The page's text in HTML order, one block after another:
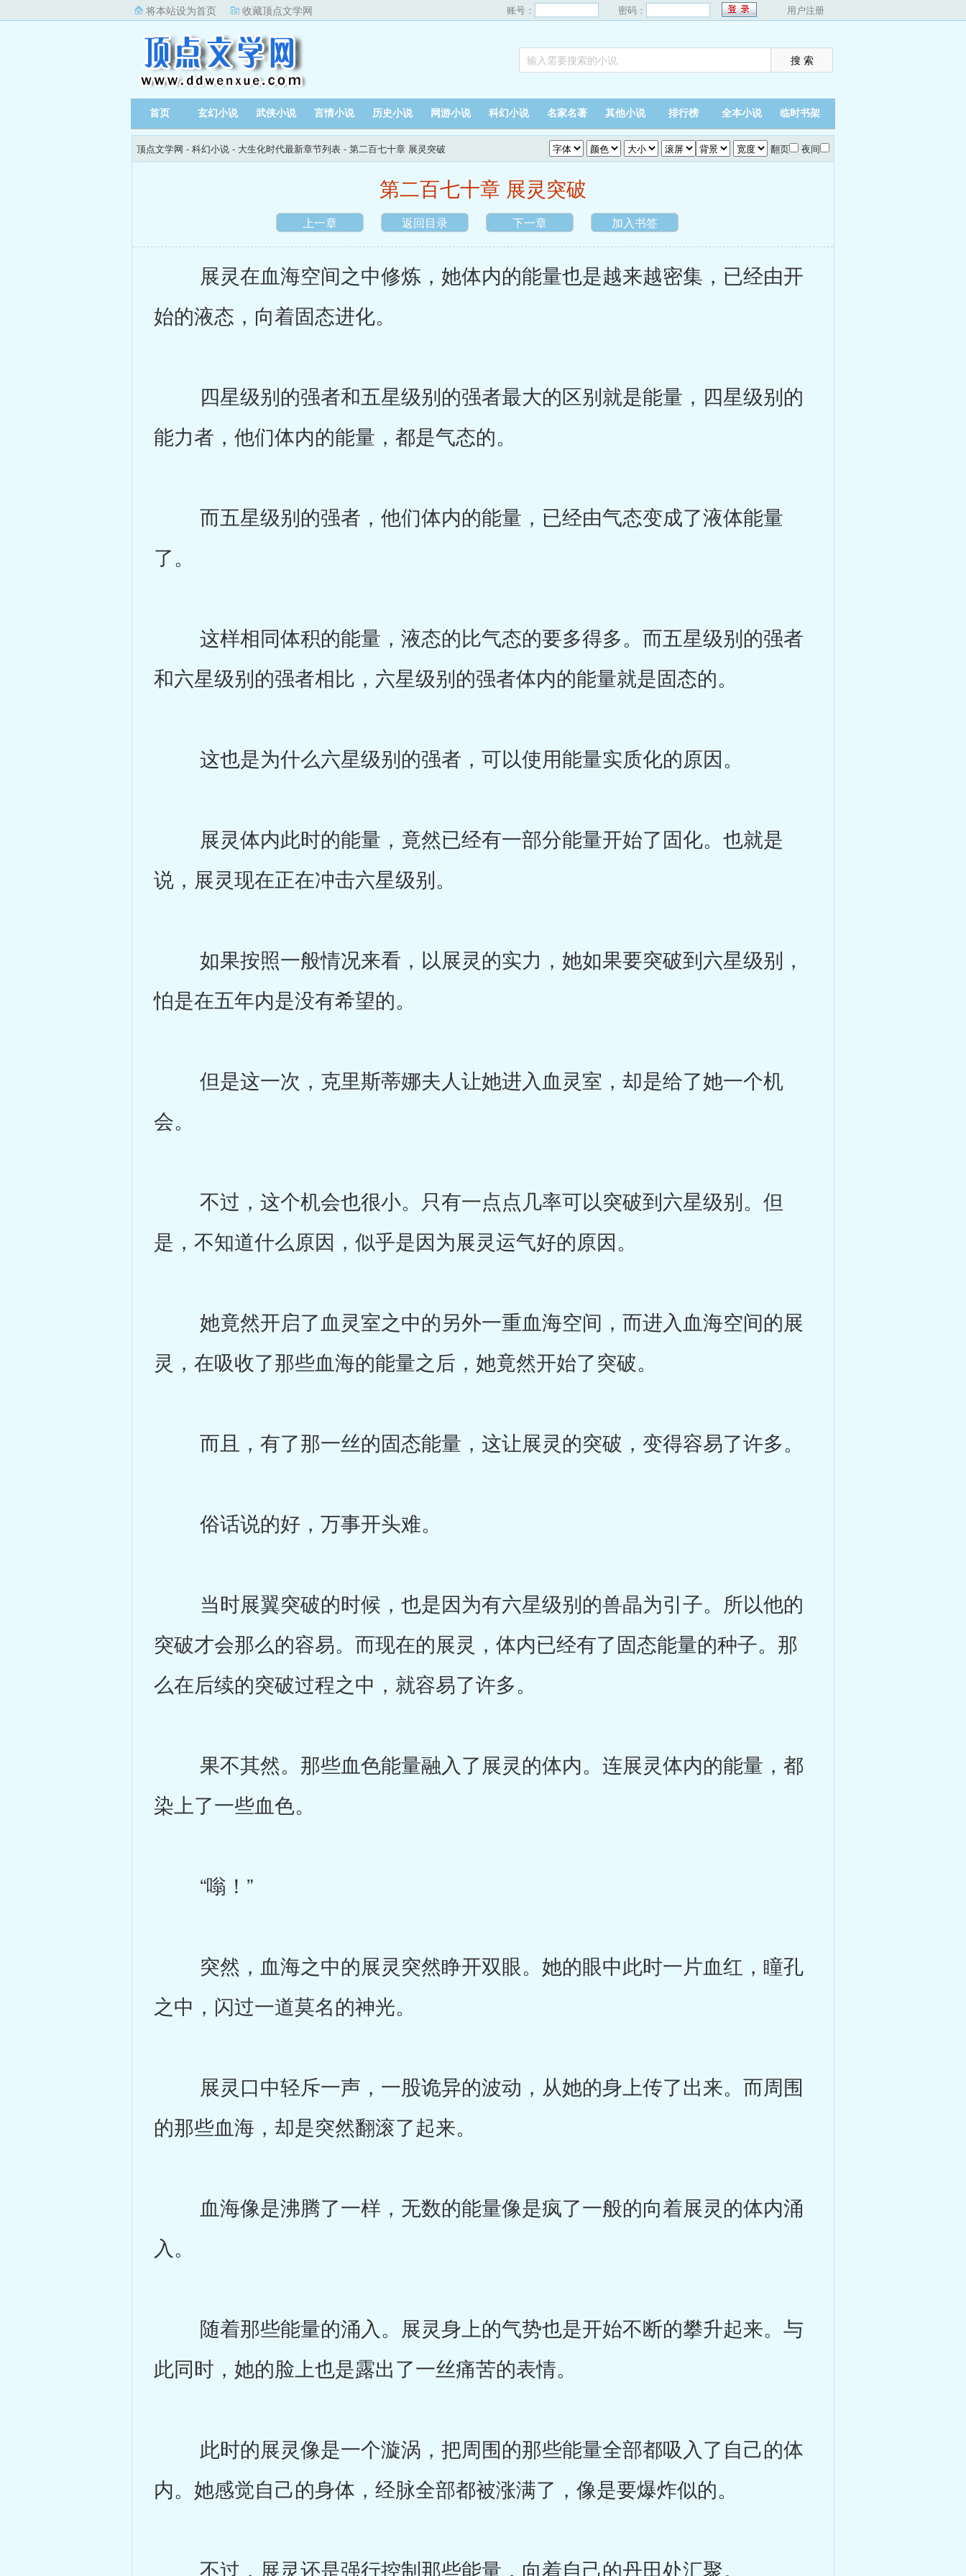
将本站设为首页 收藏顶点文学网 账号： 密码： 用户注册
首页 玄幻小说 武侠小说 言情小说 历史小说 网游小说 科幻小说 名家名著 其他小说 排行榜 全本小说 临时书架
顶点文学网 - 科幻小说 - 大生化时代最新章节列表 - 第二百七十章 展灵突破 翻页 夜间
第二百七十章 展灵突破
上一章 返回目录 下一章 加入书签
展灵在血海空间之中修炼，她体内的能量也是越来越密集，已经由开
始的液态，向着固态进化。
四星级别的强者和五星级别的强者最大的区别就是能量，四星级别的
能力者，他们体内的能量，都是气态的。
而五星级别的强者，他们体内的能量，已经由气态变成了液体能量
了。
这样相同体积的能量，液态的比气态的要多得多。而五星级别的强者
和六星级别的强者相比，六星级别的强者体内的能量就是固态的。
这也是为什么六星级别的强者，可以使用能量实质化的原因。
展灵体内此时的能量，竟然已经有一部分能量开始了固化。也就是
说，展灵现在正在冲击六星级别。
如果按照一般情况来看，以展灵的实力，她如果要突破到六星级别，
怕是在五年内是没有希望的。
但是这一次，克里斯蒂娜夫人让她进入血灵室，却是给了她一个机
会。
不过，这个机会也很小。只有一点点几率可以突破到六星级别。但
是，不知道什么原因，似乎是因为展灵运气好的原因。
她竟然开启了血灵室之中的另外一重血海空间，而进入血海空间的展
灵，在吸收了那些血海的能量之后，她竟然开始了突破。
而且，有了那一丝的固态能量，这让展灵的突破，变得容易了许多。
俗话说的好，万事开头难。
当时展翼突破的时候，也是因为有六星级别的兽晶为引子。所以他的
突破才会那么的容易。而现在的展灵，体内已经有了固态能量的种子。那
么在后续的突破过程之中，就容易了许多。
果不其然。那些血色能量融入了展灵的体内。连展灵体内的能量，都
染上了一些血色。
“嗡！”
突然，血海之中的展灵突然睁开双眼。她的眼中此时一片血红，瞳孔
之中，闪过一道莫名的神光。
展灵口中轻斥一声，一股诡异的波动，从她的身上传了出来。而周围
的那些血海，却是突然翻滚了起来。
血海像是沸腾了一样，无数的能量像是疯了一般的向着展灵的体内涌
入。
随着那些能量的涌入。展灵身上的气势也是开始不断的攀升起来。与
此同时，她的脸上也是露出了一丝痛苦的表情。
此时的展灵像是一个漩涡，把周围的那些能量全部都吸入了自己的体
内。她感觉自己的身体，经脉全部都被涨满了，像是要爆炸似的。
不过，展灵还是强行控制那些能量，向着自己的丹田处汇聚。